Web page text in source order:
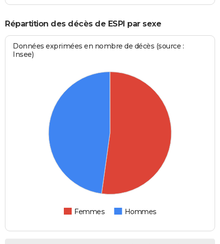
Répartition des décès de ESPI par sexe
Données exprimées en nombre de décès (source :
Insee)
Femmes Hommes